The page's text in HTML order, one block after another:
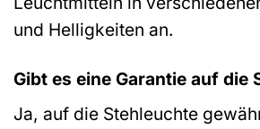
und Helligkeiten an.
Gibt es eine Garantie auf die
Ja, auf die Stehleuchte